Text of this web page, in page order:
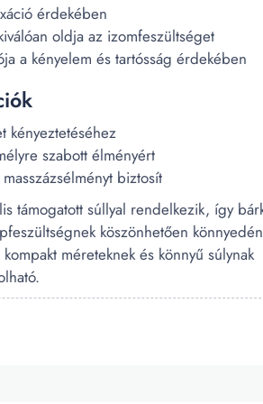
érdekében
oldja az izomfeszültséget
a kényelem és tartósság érdekében
kényeztetéséhez
szabott élményért
biztosít
támogatott súllyal rendelkezik, így
köszönhetően könnyedén
méreteknek és könnyű súlynak